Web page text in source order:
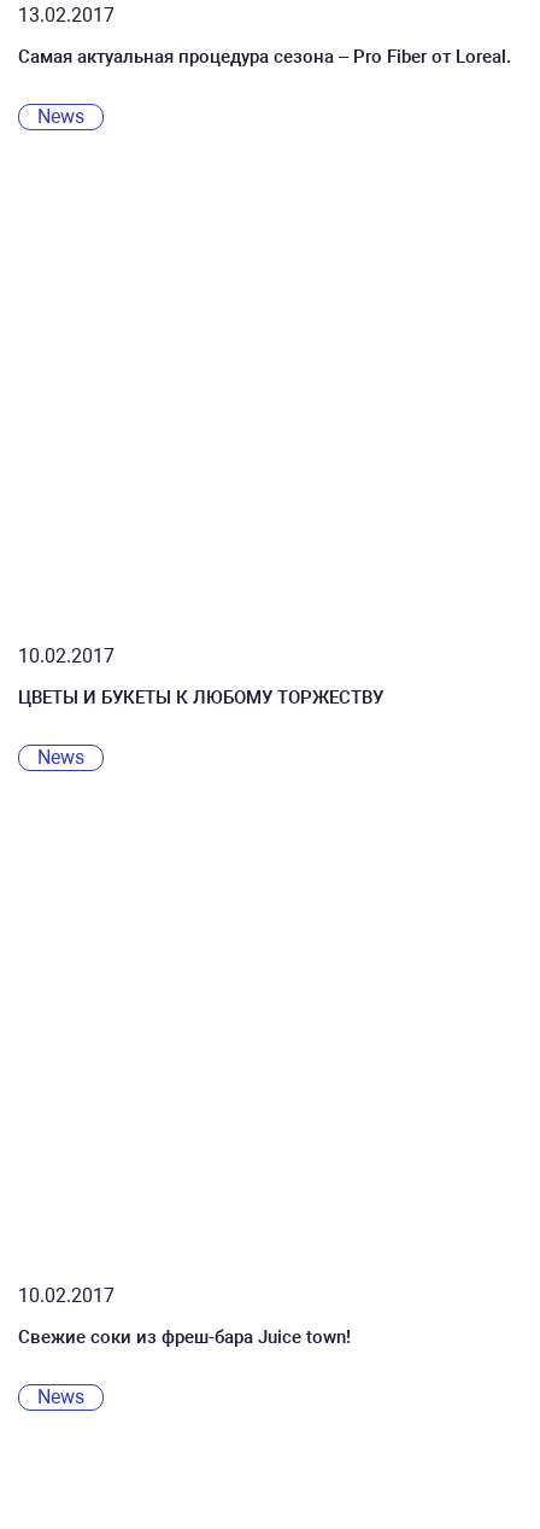
13.02.2017
Самая актуальная процедура сезона – Pro Fiber от Loreal.
News
10.02.2017
ЦВЕТЫ И БУКЕТЫ К ЛЮБОМУ ТОРЖЕСТВУ
News
10.02.2017
Свежие соки из фреш-бара Juice town!
News